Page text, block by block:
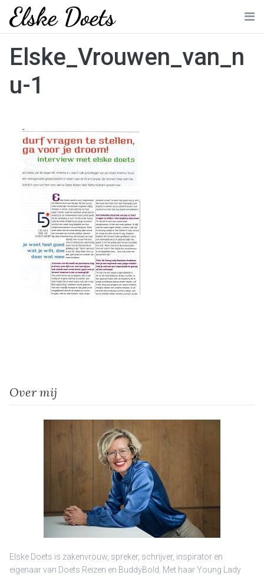
Skip
content
Elske_Vrouwen_van_n
u-1
Over mij
Elske Doets is zakenvrouw, spreker, schrijver, inspirator en
eigenaar van Doets Reizen en BuddyBold. Met haar Young Lady